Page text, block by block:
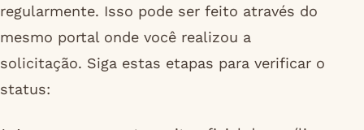
regularmente. Isso pode ser feito através do
mesmo portal onde você realizou a
solicitação. Siga estas etapas para verificar o
status: